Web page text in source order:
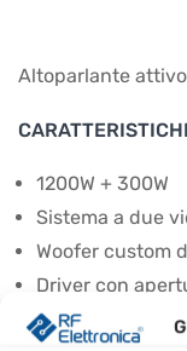
Altoparlante
1200W + 300W
Sistema a due
Woofer custom
Driver con
Tromba 90°H x